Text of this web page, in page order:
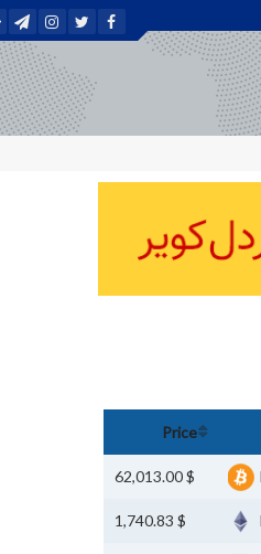
Price
$ 62,013.00
$ 1,740.83